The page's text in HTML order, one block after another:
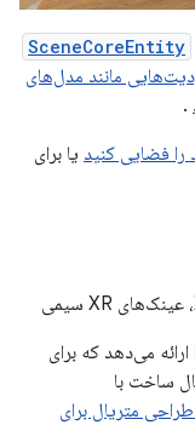
SceneCoreEntity
مانند مدل‌های
.
را فضایی کنید یا برای
می‌دهد که برای
متریال برای